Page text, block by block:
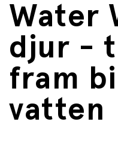
Water
djur -
fram
vatten